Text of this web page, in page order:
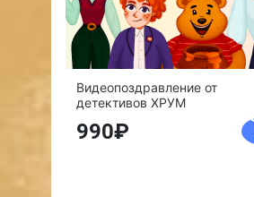
Видеопоздравление от
детективов ХРУМ
990